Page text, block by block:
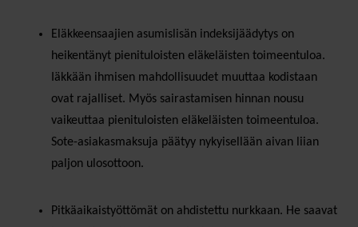
Eläkkeensaajien asumislisän indeksijäädytys on
heikentänyt pienituloisten eläkeläisten toimeentuloa.
Iäkkään ihmisen mahdollisuudet muuttaa kodistaan
ovat rajalliset. Myös sairastamisen hinnan nousu
vaikeuttaa pienituloisten eläkeläisten toimeentuloa.
Sote-asiakasmaksuja päätyy nykyisellään aivan liian
paljon ulosottoon.
Pitkäaikaistyöttömät on ahdistettu nurkkaan. He saavat